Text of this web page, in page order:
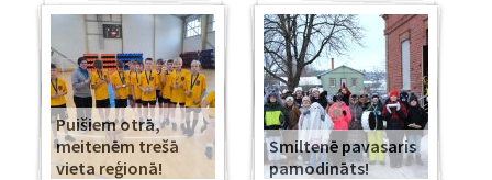
Puišiem otrā,
meitenēm trešā
vieta reģionā!
Smiltenē pavasaris
pamodināts!